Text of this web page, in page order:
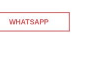
WHATSAPP